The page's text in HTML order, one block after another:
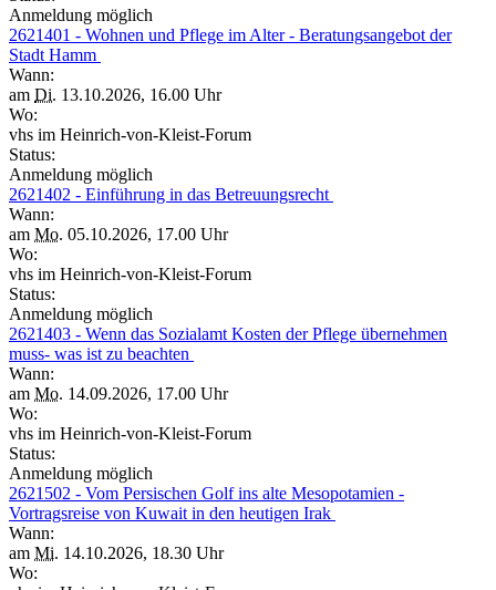
Anmeldung möglich
2621401 - Wohnen und Pflege im Alter - Beratungsangebot der
Stadt Hamm
Wann:
am Di. 13.10.2026, 16.00 Uhr
Wo:
vhs im Heinrich-von-Kleist-Forum
Status:
Anmeldung möglich
2621402 - Einführung in das Betreuungsrecht
Wann:
am Mo. 05.10.2026, 17.00 Uhr
Wo:
vhs im Heinrich-von-Kleist-Forum
Status:
Anmeldung möglich
2621403 - Wenn das Sozialamt Kosten der Pflege übernehmen
muss- was ist zu beachten
Wann:
am Mo. 14.09.2026, 17.00 Uhr
Wo:
vhs im Heinrich-von-Kleist-Forum
Status:
Anmeldung möglich
2621502 - Vom Persischen Golf ins alte Mesopotamien -
Vortragsreise von Kuwait in den heutigen Irak
Wann:
am Mi. 14.10.2026, 18.30 Uhr
Wo: